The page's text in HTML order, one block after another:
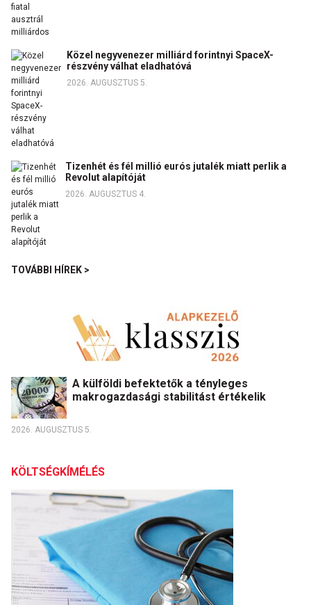
Közel negyvenezer milliárd forintnyi SpaceX-
részvény válhat eladhatóvá
2026. AUGUSZTUS 5.
Tizenhét és fél millió eurós jutalék miatt perlik a
Revolut alapítóját
2026. AUGUSZTUS 4.
TOVÁBBI HÍREK >
A külföldi befektetők a tényleges
makrogazdasági stabilitást értékelik
2026. AUGUSZTUS 5.
KÖLTSÉGKÍMÉLÉS